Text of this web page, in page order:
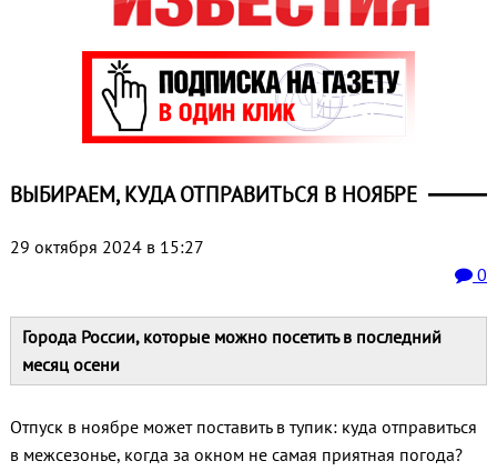
ВЫБИРАЕМ, КУДА ОТПРАВИТЬСЯ В НОЯБРЕ
29 октября 2024 в 15:27
0
Города России, которые можно посетить в последний
месяц осени
Отпуск в ноябре может поставить в тупик: куда отправиться
в межсезонье, когда за окном не самая приятная погода?